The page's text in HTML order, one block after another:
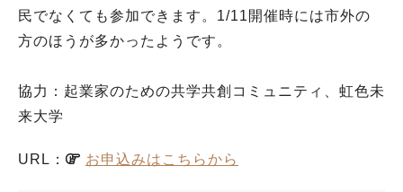
民でなくても参加できます。1/11開催時には市外の
方のほうが多かったようです。
協力：起業家のための共学共創コミュニティ、虹色未
来大学
URL： お申込みはこちらから